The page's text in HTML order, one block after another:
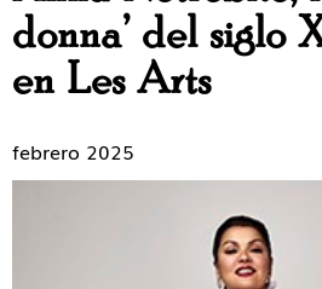
donna’ del siglo
en Les Arts
febrero 2025